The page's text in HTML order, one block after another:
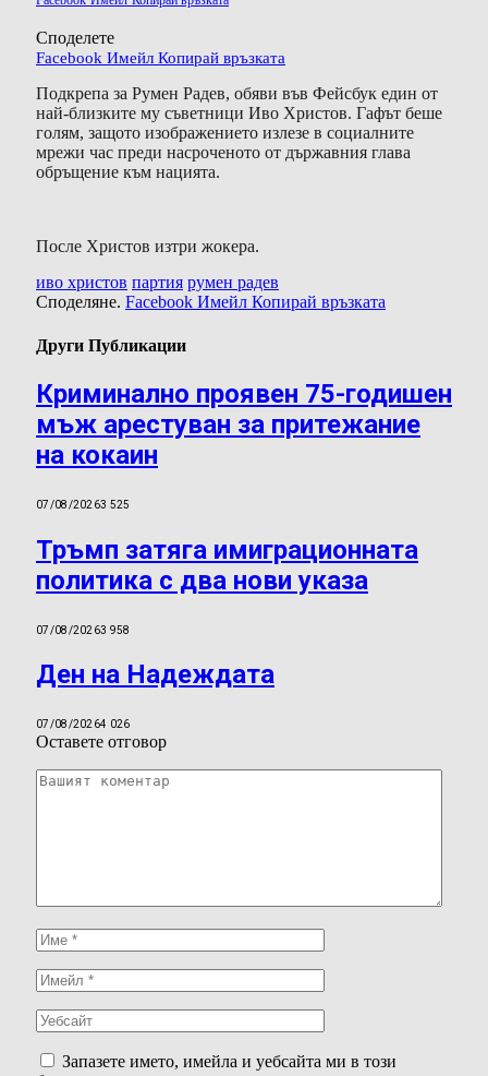
Споделете
Facebook Имейл Копирай връзката
Подкрепа за Румен Радев, обяви във Фейсбук един от
най-близките му съветници Иво Христов. Гафът беше
голям, защото изображението излезе в социалните
мрежи час преди насроченото от държавния глава
обръщение към нацията.
После Христов изтри жокера.
иво христов партия румен радев
Споделяне. Facebook Имейл Копирай връзката
Други Публикации
Криминално проявен 75-годишен
мъж арестуван за притежание
на кокаин
07/08/20263 525
Тръмп затяга имиграционната
политика с два нови указа
07/08/20263 958
Ден на Надеждата
07/08/20264 026
Оставете отговор
Запазете името, имейла и уебсайта ми в този